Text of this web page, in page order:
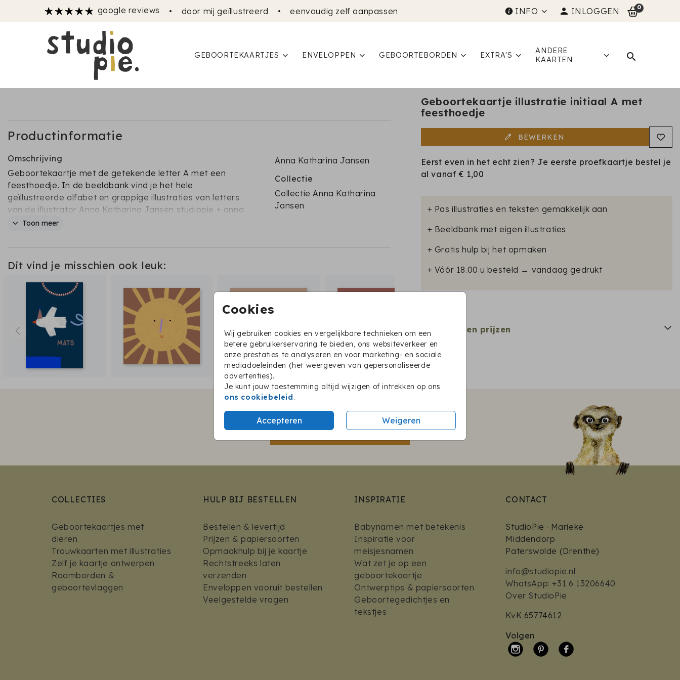
google reviews • door mij geïllustreerd • eenvoudig zelf aanpassen INFO INLOGGEN 0
GEBOORTEKAARTJES ENVELOPPEN GEBOORTEBORDEN EXTRA'S
ANDERE
KAARTEN
Cookies
Wij gebruiken cookies en vergelijkbare technieken om een
betere gebruikerservaring te bieden, ons websiteverkeer en
onze prestaties te analyseren en voor marketing- en sociale
mediadoeleinden (het weergeven van gepersonaliseerde
advertenties).
Je kunt jouw toestemming altijd wijzigen of intrekken op ons
ons cookiebeleid.
Accepteren Weigeren
Productinformatie
Omschrijving
Geboortekaartje met de getekende letter A met een
feesthoedje. In de beeldbank vind je het hele
geïllustreerde alfabet en grappige illustraties van letters
van de illustrator Anna Katharina Jansen studiopie + anna
katharina jansen
Toon meer
Anna Katharina Jansen
Collectie
Collectie Anna Katharina
Jansen
Dit vind je misschien ook leuk:
Geboortekaartje illustratie initiaal A met
feesthoedje
BEWERKEN
Eerst even in het echt zien? Je eerste proefkaartje bestel je
al vanaf € 1,00
+ Pas illustraties en teksten gemakkelijk aan
+ Beeldbank met eigen illustraties
+ Gratis hulp bij het opmaken
+ Vóór 18.00 u besteld → vandaag gedrukt
Formaten en prijzen
Twijfel je nog?
COLLECTIES
Geboortekaartjes met
dieren
Trouwkaarten met illustraties
Zelf je kaartje ontwerpen
Raamborden &
geboortevlaggen
HULP BIJ BESTELLEN
Bestellen & levertijd
Prijzen & papiersoorten
Opmaakhulp bij je kaartje
Rechtstreeks laten
verzenden
Enveloppen vooruit bestellen
Veelgestelde vragen
INSPIRATIE
Babynamen met betekenis
Inspiratie voor
meisjesnamen
Wat zet je op een
geboortekaartje
Ontwerptips & papiersoorten
Geboortegedichtjes en
tekstjes
CONTACT
StudioPie · Marieke
Middendorp
Paterswolde (Drenthe)
info@studiopie.nl
WhatsApp: +31 6 13206640
Over StudioPie
KvK 65774612
Volgen